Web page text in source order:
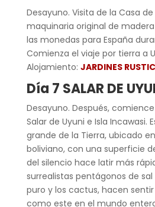
Desayuno. Visita de la Casa
maquinaria original de
las monedas para España
Comienza el viaje por tierra a
Alojamiento: JARDINES
Día 7 SALAR DE
Desayuno. Después,
Salar de Uyuni e Isla Incawasi.
grande de la Tierra, ubicado
boliviano, con una superficie
del silencio hace latir más
surrealistas pentágonos de
puro y los cactus, hacen
como este en el mundo